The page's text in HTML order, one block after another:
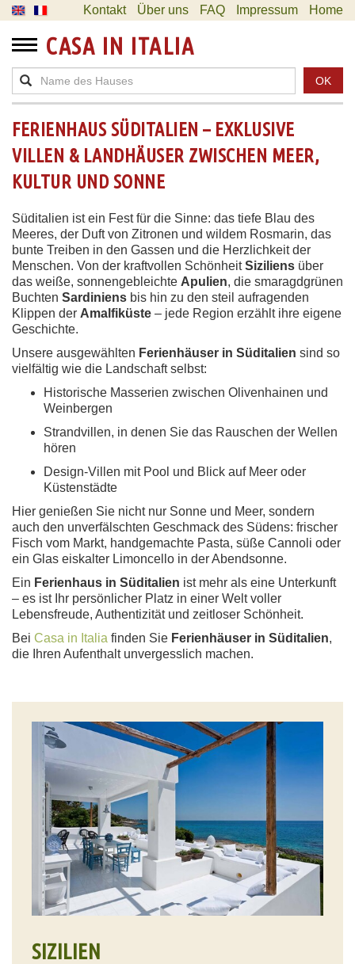
Kontakt Über uns FAQ Impressum Home
CASA IN ITALIA
OK
FERIENHAUS SÜDITALIEN – EXKLUSIVE
VILLEN & LANDHÄUSER ZWISCHEN MEER,
KULTUR UND SONNE
Süditalien ist ein Fest für die Sinne: das tiefe Blau des
Meeres, der Duft von Zitronen und wildem Rosmarin, das
bunte Treiben in den Gassen und die Herzlichkeit der
Menschen. Von der kraftvollen SchönheitSiziliens über
das weiße, sonnengebleichte Apulien, die smaragdgrünen
Buchten Sardiniens bis hin zu den steil aufragenden
Klippen der Amalfiküste – jede Region erzählt ihre eigene
Geschichte.
Unsere ausgewählten Ferienhäuser in Süditalien sind so
vielfältig wie die Landschaft selbst:
Historische Masserien zwischen Olivenhainen und
Weinbergen
Strandvillen, in denen Sie das Rauschen der Wellen
hören
Design-Villen mit Pool und Blick auf Meer oder
Küstenstädte
Hier genießen Sie nicht nur Sonne und Meer, sondern
auch den unverfälschten Geschmack des Südens: frischer
Fisch vom Markt, handgemachte Pasta, süße Cannoli oder
ein Glas eiskalter Limoncello in der Abendsonne.
Ein Ferienhaus in Süditalien ist mehr als eine Unterkunft
– es ist Ihr persönlicher Platz in einer Welt voller
Lebensfreude, Authentizität und zeitloser Schönheit.
Bei Casa in Italia finden Sie Ferienhäuser in Süditalien,
die Ihren Aufenthalt unvergesslich machen.
SIZILIEN